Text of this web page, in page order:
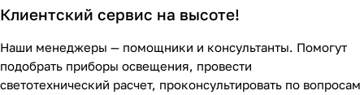
Клиентский сервис на высоте!
Наши менеджеры — помощники и консультанты. Помогут
подобрать приборы освещения, провести
светотехнический расчет, проконсультировать по вопросам